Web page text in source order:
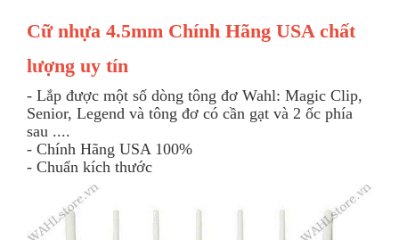
Cữ nhựa 4.5mm Chính Hãng USA chất
lượng uy tín
- Lắp được một số dòng tông đơ Wahl: Magic Clip,
Senior, Legend và tông đơ có cần gạt và 2 ốc phía
sau ....
- Chính Hãng USA 100%
- Chuẩn kích thước